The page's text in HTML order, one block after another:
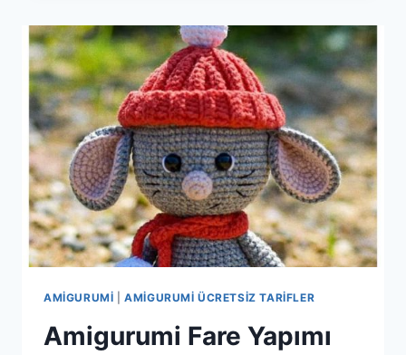
AMIGURUMI |AMIGURUMI ÜCRETSIZ TARIFLER
Amigurumi Fare Yapımı